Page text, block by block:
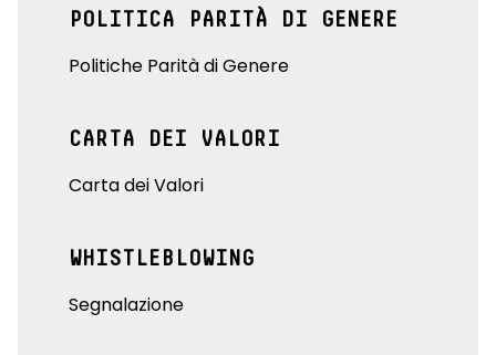
POLITICA PARITÀ DI GENERE
Politiche Parità di Genere
CARTA DEI VALORI
Carta dei Valori
WHISTLEBLOWING
Segnalazione